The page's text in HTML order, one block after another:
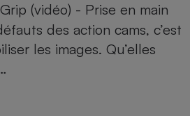
(vidéo) - Prise en main
des action cams, c’est
les images. Qu’elles